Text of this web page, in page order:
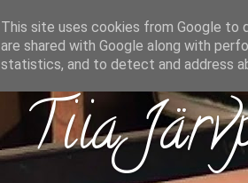
Tiia
This site uses cookies from Google to
are shared with Google along with
statistics, and to detect and address